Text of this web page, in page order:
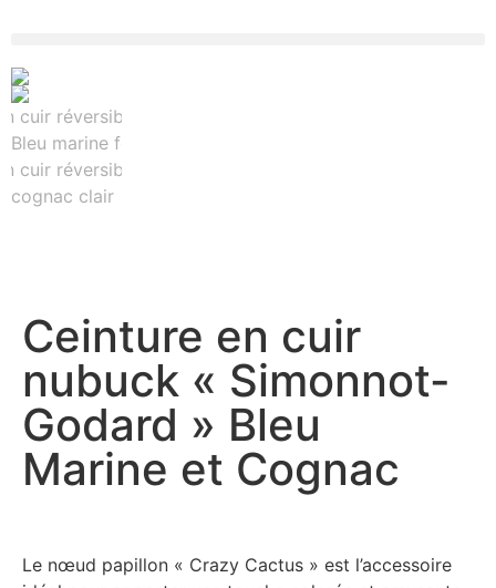
Ceinture en cuir
nubuck « Simonnot-
Godard » Bleu
Marine et Cognac
Le nœud papillon « Crazy Cactus » est l’accessoire